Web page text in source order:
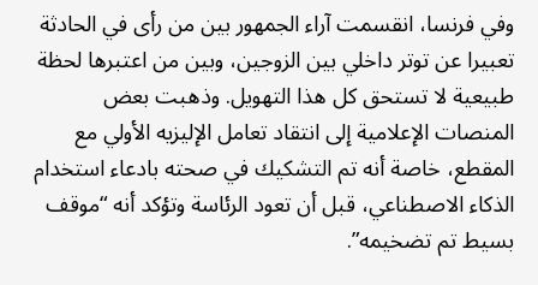
وفي فرنسا، انقسمت آراء الجمهور بين من رأى في الحادثة
تعبيرا عن توتر داخلي بين الزوجين، وبين من اعتبرها لحظة
طبيعية لا تستحق كل هذا التهويل. وذهبت بعض
المنصات الإعلامية إلى انتقاد تعامل الإليزيه الأولي مع
المقطع، خاصة أنه تم التشكيك في صحته بادعاء استخدام
الذكاء الاصطناعي، قبل أن تعود الرئاسة وتؤكد أنه “موقف
بسيط تم تضخيمه”.